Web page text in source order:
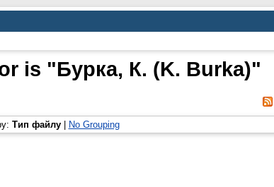
is "Бурка, К. (K. Burka)"
Тип файлу| No Grouping